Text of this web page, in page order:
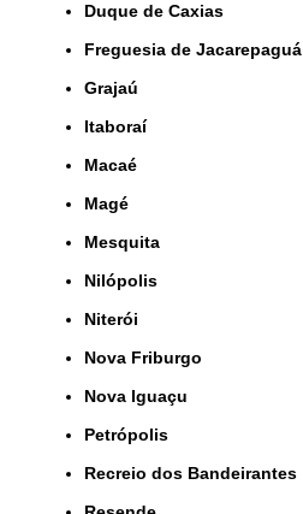
Duque de Caxias
Freguesia de Jacarepaguá
Grajaú
Itaboraí
Macaé
Magé
Mesquita
Nilópolis
Niterói
Nova Friburgo
Nova Iguaçu
Petrópolis
Recreio dos Bandeirantes